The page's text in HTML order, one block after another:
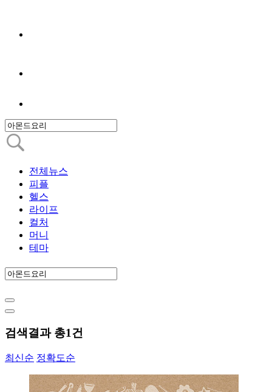
전체뉴스
피플
헬스
라이프
컬처
머니
테마
검색결과 총1건
최신순 정확도순